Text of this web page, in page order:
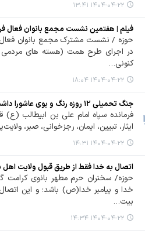
۱۴۰۴-۰۴-۲۲ ۱۳:۴۱
فیلم | هفتمین نشست مجمع بانوان فعال
حوزه / نشست مشترک مجمع بانوان فعال
در اجرای طرح همت (هسته های مردمی
کنونی…
۱۴۰۴-۰۴-۲۲ ۱۸:۰۴
جنگ تحمیلی ۱۲ روزه رنگ و بوی عاشورا داشت
فرمانده سپاه امام علی بن ابیطالب
ایثار، تبیین، ایمان، رجزخوانی، صبر،
۱۴۰۴-۰۴-۲۲ ۱۴:۳۱
اتصال به خدا فقط از طریق قبول ولایت
حوزه/ سخنران حرم مطهر بانوی
خدا و پیامبر خدا(ص) باشد؛ و این
بیت…
۱۴۰۴-۰۴-۲۲ ۱۴:۳۴